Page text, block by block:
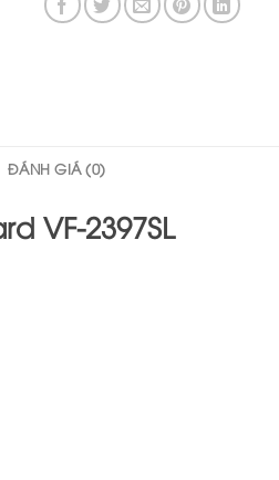
ĐÁNH GIÁ (0)
VF-2397SL